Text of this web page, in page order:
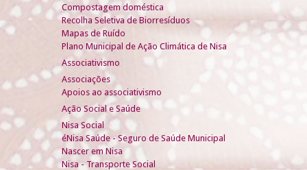
Compostagem doméstica
Recolha Seletiva de Biorresíduos
Mapas de Ruído
Plano Municipal de Ação Climática de Nisa
Associativismo
Associações
Apoios ao associativismo
Ação Social e Saúde
Nisa Social
éNisa Saúde - Seguro de Saúde Municipal
Nascer em Nisa
Nisa - Transporte Social